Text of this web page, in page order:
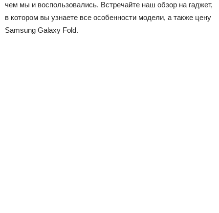
чем мы и воспользовались. Встречайте наш обзор на гаджет,
в котором вы узнаете все особенности модели, а также цену
Samsung Galaxy Fold.